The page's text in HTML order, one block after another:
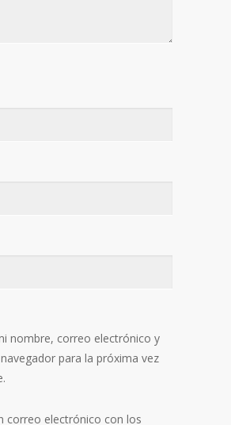
nombre, correo electrónico y
para la próxima vez
correo electrónico con los